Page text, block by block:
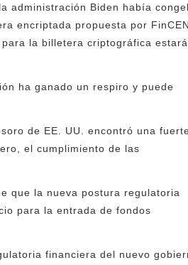
administración Biden había
encriptada propuesta por FinCEN
la billetera criptográfica
ha ganado un respiro y puede
de EE. UU. encontró una
el cumplimiento de las
que la nueva postura regulatoria
para la entrada de fondos
financiera del nuevo